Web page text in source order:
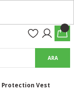
ARA
Protection Vest